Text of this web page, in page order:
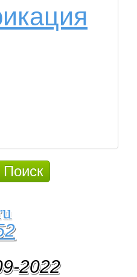
Поиск
2022